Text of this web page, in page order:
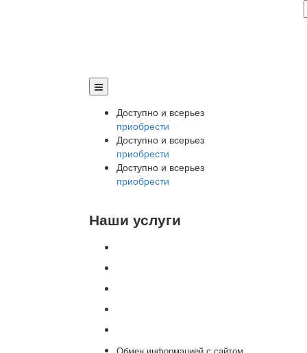
Доступно и всерьез
приобрести
Доступно и всерьез
приобрести
Доступно и всерьез
приобрести
Наши услуги